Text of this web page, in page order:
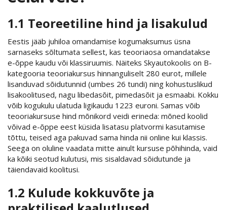
1.1 Teoreetiline hind ja lisakulud
Eestis jääb juhiloa omandamise kogumaksumus üsna
sarnaseks sõltumata sellest, kas teooriaosa omandatakse
e-õppe kaudu või klassiruumis. Näiteks Skyautokoolis on B-
kategooria teooriakursus hinnanguliselt 280 eurot, millele
lisanduvad sõidutunnid (umbes 26 tundi) ning kohustuslikud
lisakoolitused, nagu libedasõit, pimedasõit ja esmaabi. Kokku
võib kogukulu ulatuda ligikaudu 1223 euroni. Samas võib
teooriakursuse hind mõnikord veidi erineda: mõned koolid
võivad e-õppe eest küsida lisatasu platvormi kasutamise
tõttu, teised aga pakuvad sama hinda nii online kui klassis.
Seega on oluline vaadata mitte ainult kursuse põhihinda, vaid
ka kõiki seotud kulutusi, mis sisaldavad sõidutunde ja
täiendavaid koolitusi.
1.2 Kulude kokkuvõte ja